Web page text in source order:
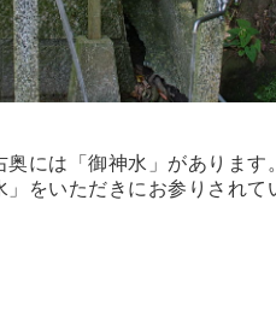
奥には「御神水」があります
」をいただきにお参りされて